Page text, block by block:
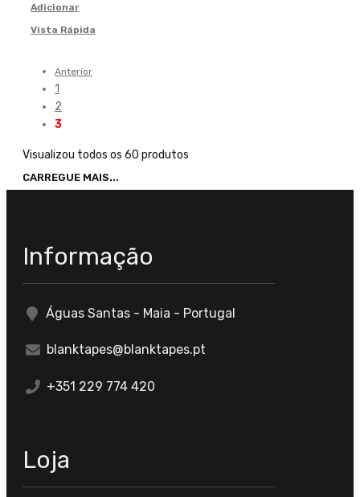
Adicionar
Vista Rápida
Anterior
1
2
3
Visualizou todos os 60 produtos
CARREGUE MAIS...
Informação
Águas Santas - Maia - Portugal
blanktapes@blanktapes.pt
+351 229 774 420
Loja